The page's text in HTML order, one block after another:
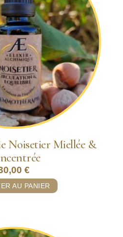
Noisetier Miellée &
€
AU PANIER